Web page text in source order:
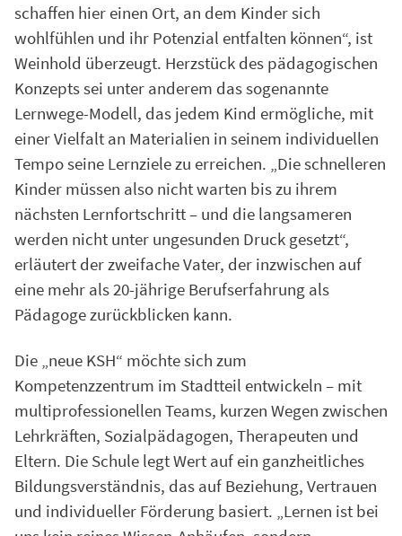
schaffen hier einen Ort, an dem Kinder sich
wohlfühlen und ihr Potenzial entfalten können“, ist
Weinhold überzeugt. Herzstück des pädagogischen
Konzepts sei unter anderem das sogenannte
Lernwege-Modell, das jedem Kind ermögliche, mit
einer Vielfalt an Materialien in seinem individuellen
Tempo seine Lernziele zu erreichen. „Die schnelleren
Kinder müssen also nicht warten bis zu ihrem
nächsten Lernfortschritt – und die langsameren
werden nicht unter ungesunden Druck gesetzt“,
erläutert der zweifache Vater, der inzwischen auf
eine mehr als 20-jährige Berufserfahrung als
Pädagoge zurückblicken kann.
Die „neue KSH“ möchte sich zum
Kompetenzzentrum im Stadtteil entwickeln – mit
multiprofessionellen Teams, kurzen Wegen zwischen
Lehrkräften, Sozialpädagogen, Therapeuten und
Eltern. Die Schule legt Wert auf ein ganzheitliches
Bildungsverständnis, das auf Beziehung, Vertrauen
und individueller Förderung basiert. „Lernen ist bei